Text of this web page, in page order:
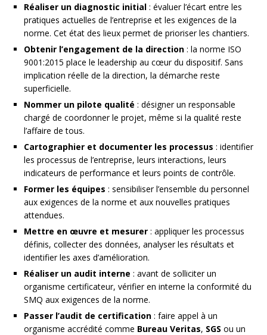
Réaliser un diagnostic initial : évaluer l’écart entre les
pratiques actuelles de l’entreprise et les exigences de la
norme. Cet état des lieux permet de prioriser les chantiers.
Obtenir l’engagement de la direction : la norme ISO
9001:2015 place le leadership au cœur du dispositif. Sans
implication réelle de la direction, la démarche reste
superficielle.
Nommer un pilote qualité : désigner un responsable
chargé de coordonner le projet, même si la qualité reste
l’affaire de tous.
Cartographier et documenter les processus : identifier
les processus de l’entreprise, leurs interactions, leurs
indicateurs de performance et leurs points de contrôle.
Former les équipes : sensibiliser l’ensemble du personnel
aux exigences de la norme et aux nouvelles pratiques
attendues.
Mettre en œuvre et mesurer : appliquer les processus
définis, collecter des données, analyser les résultats et
identifier les axes d’amélioration.
Réaliser un audit interne : avant de solliciter un
organisme certificateur, vérifier en interne la conformité du
SMQ aux exigences de la norme.
Passer l’audit de certification : faire appel à un
organisme accrédité comme Bureau Veritas, SGS ou un